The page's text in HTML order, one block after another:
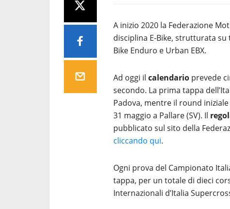
A inizio 2020 la Federazione
disciplina E-Bike, strutturata su
Bike Enduro e Urban EBX.
Ad oggi il calendario prevede
secondo. La prima tappa
Padova, mentre il round
31 maggio a Pallare (SV). Il
pubblicato sul sito della
cliccando qui.
Ogni prova del Campionato
tappa, per un totale di dieci
Internazionali d’Italia